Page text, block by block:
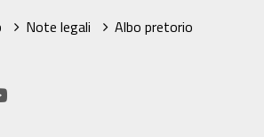
Note legali
Albo pretorio